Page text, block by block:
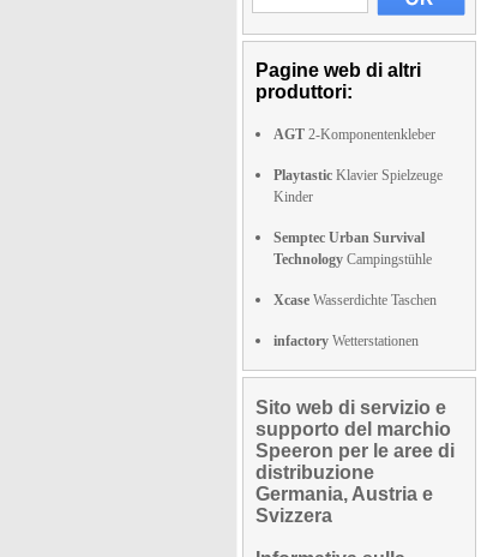
Pagine web di altri
produttori:
AGT 2-Komponentenkleber
Playtastic Klavier Spielzeuge
Kinder
Semptec Urban Survival
Technology Campingstühle
Xcase Wasserdichte Taschen
infactory Wetterstationen
Sito web di servizio e
supporto del marchio
Speeron per le aree di
distribuzione
Germania, Austria e
Svizzera